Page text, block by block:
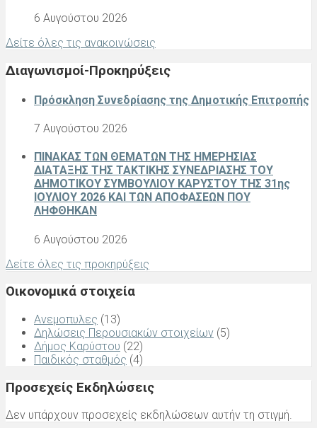
6 Αυγούστου 2026
Δείτε όλες τις ανακοινώσεις
Διαγωνισμοί-Προκηρύξεις
Πρόσκληση Συνεδρίασης της Δημοτικής Επιτροπής
7 Αυγούστου 2026
ΠΙΝΑΚΑΣ ΤΩΝ ΘΕΜΑΤΩΝ ΤΗΣ ΗΜΕΡΗΣΙΑΣ
ΔΙΑΤΑΞΗΣ ΤΗΣ ΤΑΚΤΙΚΗΣ ΣΥΝΕΔΡΙΑΣΗΣ ΤΟΥ
ΔΗΜΟΤΙΚΟΥ ΣΥΜΒΟΥΛΙΟΥ ΚΑΡΥΣΤΟΥ ΤΗΣ 31ης
ΙΟΥΛΙΟΥ 2026 ΚΑΙ ΤΩΝ ΑΠΟΦΑΣΕΩΝ ΠΟΥ
ΛΗΦΘΗΚΑΝ
6 Αυγούστου 2026
Δείτε όλες τις προκηρύξεις
Οικονομικά στοιχεία
Ανεμοπυλες (13)
Δηλώσεις Περουσιακών στοιχείων (5)
Δήμος Καρύστου (22)
Παιδικός σταθμός (4)
Προσεχείς Εκδηλώσεις
Δεν υπάρχουν προσεχείς εκδηλώσεων αυτήν τη στιγμή.